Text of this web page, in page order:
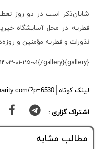
شایان‌ذکر است در دو روز
فطریه در محل آسایشگاه
نذورات و فطریه مؤمنین و
{gallery}1402NEWS/1403NEWS/1403-01-25-01{/gallery}
لینک کوتاه
اشتراک گزاری :
مطالب مشابه